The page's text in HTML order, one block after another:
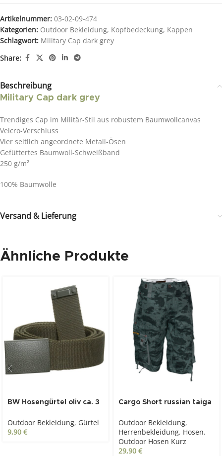
Artikelnummer: 03-02-09-474
Kategorien: Outdoor Bekleidung, Kopfbedeckung, Kappen
Schlagwort: Military Cap dark grey
Share:
Beschreibung
Military Cap dark grey
Trendiges Cap im Militär-Stil aus robustem Baumwollcanvas
Velcro-Verschluss
Vier seitlich angeordnete Metall-Ösen
Gefüttertes Baumwoll-Schweißband
250 g/m²
100% Baumwolle
Versand & Lieferung
Ähnliche Produkte
BW Hosengürtel oliv ca. 3
Outdoor Bekleidung, Gürtel
9,90 €
Cargo Short russian taiga
Outdoor Bekleidung,
Herrenbekleidung, Hosen,
Outdoor Hosen Kurz
29,90 €